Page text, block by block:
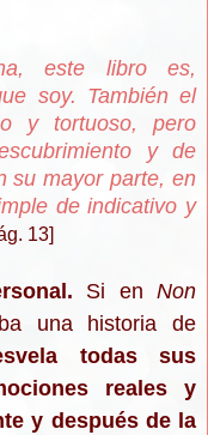
este libro es,
soy. También el
y tortuoso, pero
y de
su mayor parte, en
de indicativo y
13]
Si en Non
una historia de
todas sus
reales y
y después de la